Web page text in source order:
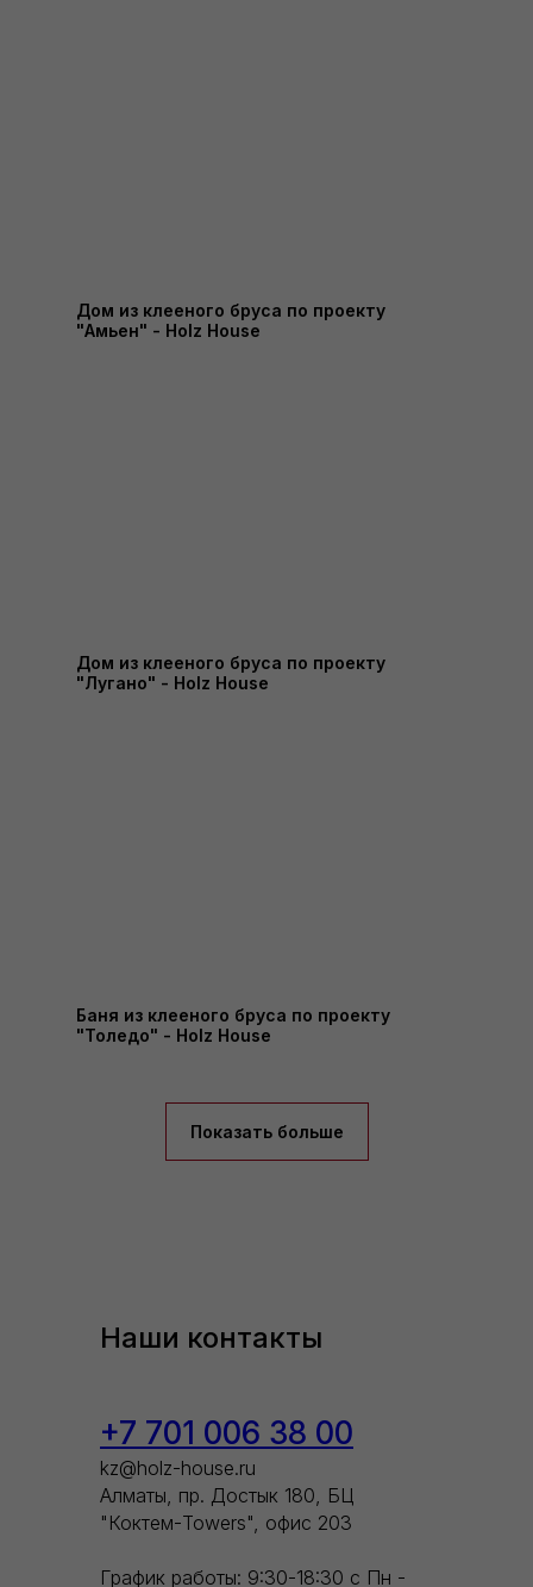
Дом из клееного бруса по проекту
"Амьен" - Holz House
Дом из клееного бруса по проекту
"Лугано" - Holz House
Баня из клееного бруса по проекту
"Толедо" - Holz House
Показать больше
Наши контакты
+7 701 006 38 00
kz@holz-house.ru
Алматы, пр. Достык 180, БЦ
"Коктем-Towers", офис 203
График работы: 9:30-18:30 с Пн -